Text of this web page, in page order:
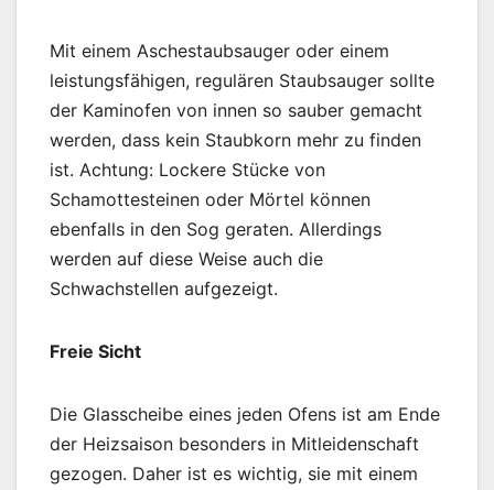
Mit einem Aschestaubsauger oder einem
leistungsfähigen, regulären Staubsauger sollte
der Kaminofen von innen so sauber gemacht
werden, dass kein Staubkorn mehr zu finden
ist. Achtung: Lockere Stücke von
Schamottesteinen oder Mörtel können
ebenfalls in den Sog geraten. Allerdings
werden auf diese Weise auch die
Schwachstellen aufgezeigt.
Freie Sicht
Die Glasscheibe eines jeden Ofens ist am Ende
der Heizsaison besonders in Mitleidenschaft
gezogen. Daher ist es wichtig, sie mit einem